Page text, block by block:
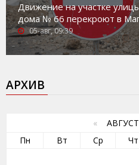
Движение на участке
дома № 66 перекроют в
05-авг, 09:39
АРХИВ
«
Пн
Вт Ср Чт